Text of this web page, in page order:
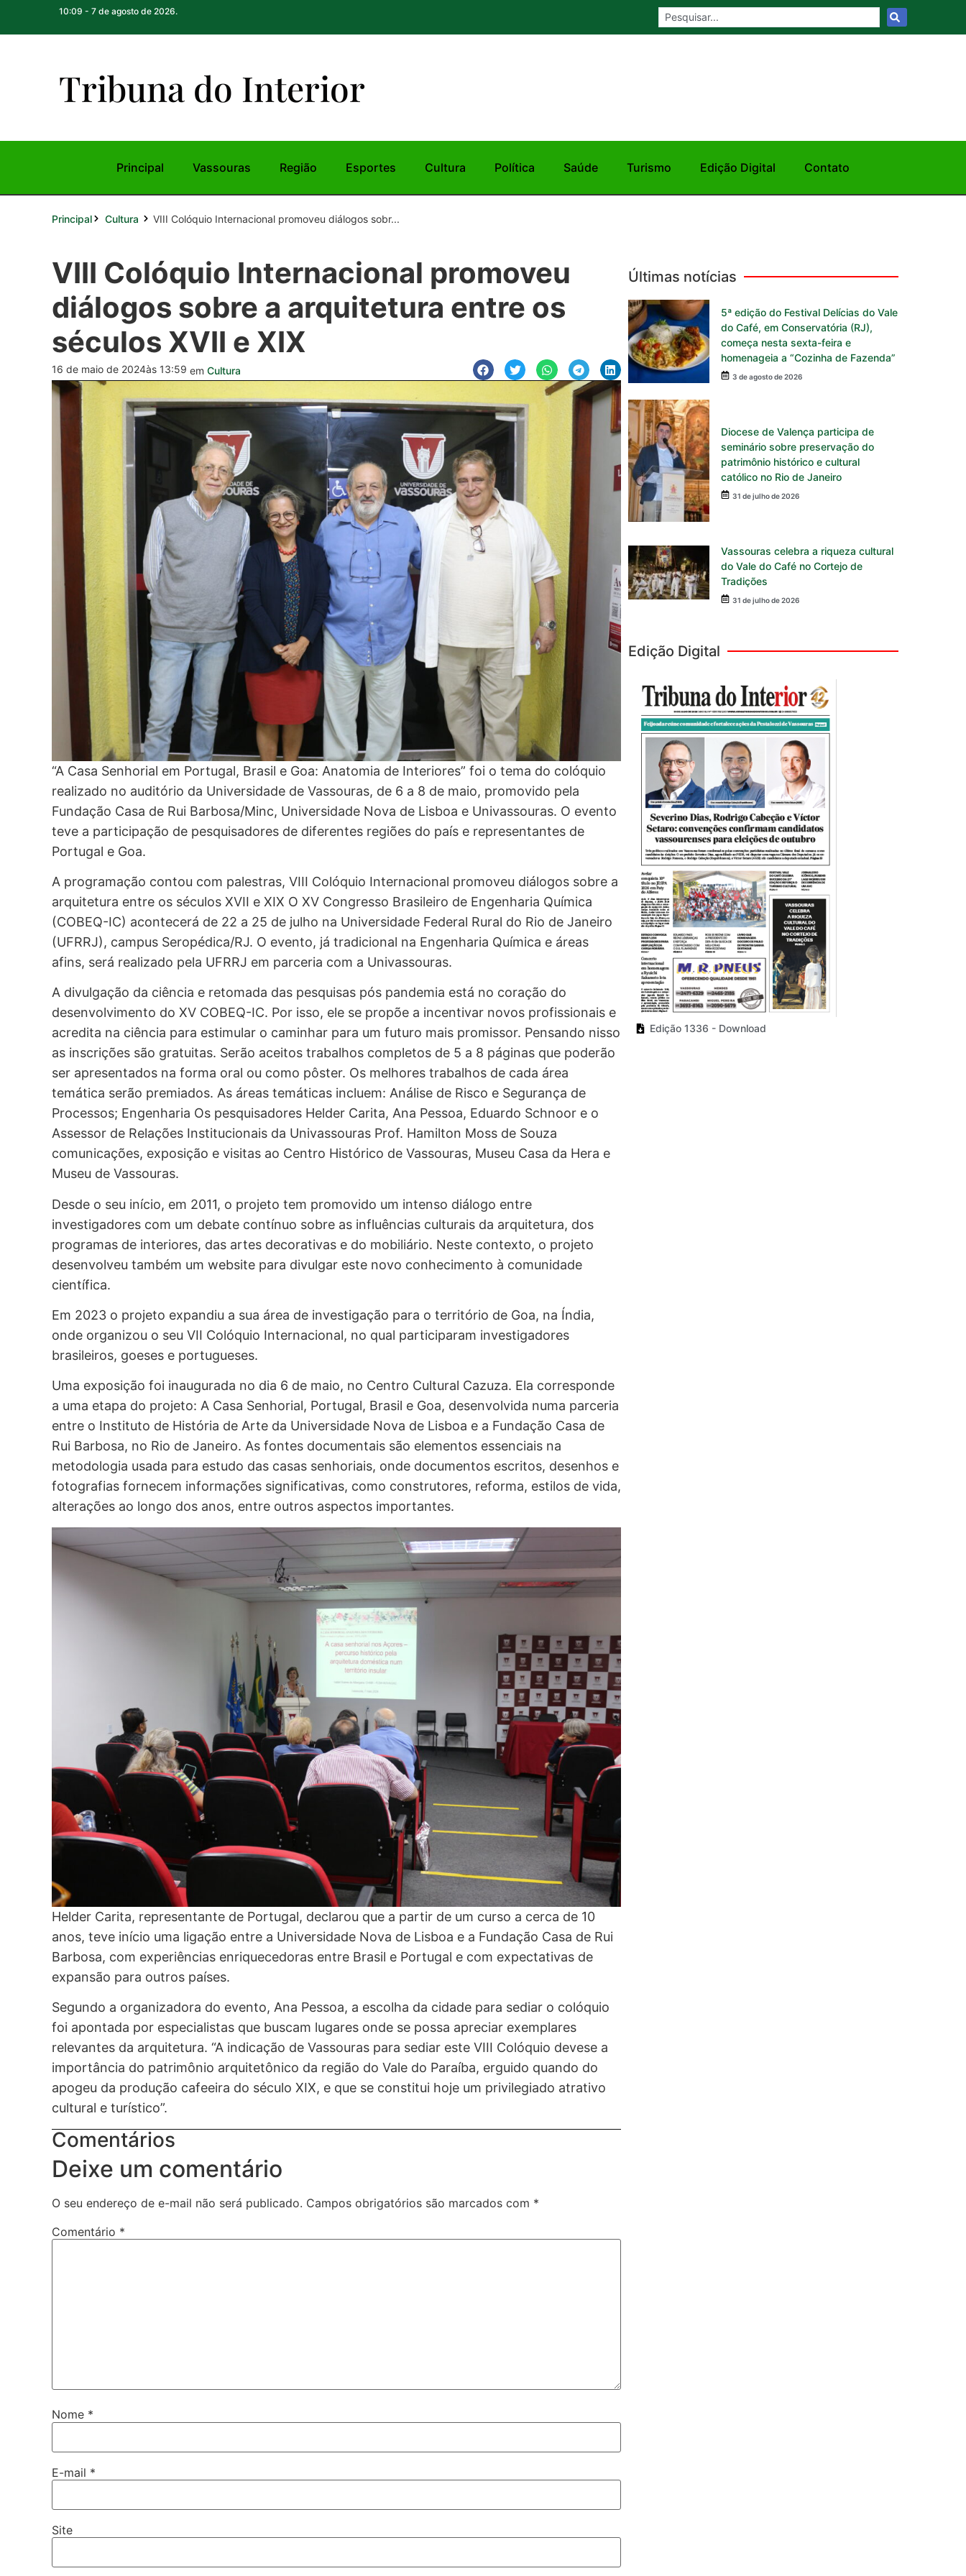
10:09 - 7 de agosto de 2026.
Tribuna do Interior
Principal Vassouras Região Esportes Cultura Política Saúde Turismo Edição Digital Contato
Principal Cultura VIII Colóquio Internacional promoveu diálogos sobr...
VIII Colóquio Internacional promoveu
diálogos sobre a arquitetura entre os
séculos XVII e XIX
16 de maio de 2024às 13:59 em Cultura
“A Casa Senhorial em Portugal, Brasil e Goa: Anatomia de Interiores” foi o tema do colóquio
realizado no auditório da Universidade de Vassouras, de 6 a 8 de maio, promovido pela
Fundação Casa de Rui Barbosa/Minc, Universidade Nova de Lisboa e Univassouras. O evento
teve a participação de pesquisadores de diferentes regiões do país e representantes de
Portugal e Goa.
A programação contou com palestras, VIII Colóquio Internacional promoveu diálogos sobre a
arquitetura entre os séculos XVII e XIX O XV Congresso Brasileiro de Engenharia Química
(COBEQ-IC) acontecerá de 22 a 25 de julho na Universidade Federal Rural do Rio de Janeiro
(UFRRJ), campus Seropédica/RJ. O evento, já tradicional na Engenharia Química e áreas
afins, será realizado pela UFRRJ em parceria com a Univassouras.
A divulgação da ciência e retomada das pesquisas pós pandemia está no coração do
desenvolvimento do XV COBEQ-IC. Por isso, ele se propõe a incentivar novos profissionais e
acredita na ciência para estimular o caminhar para um futuro mais promissor. Pensando nisso
as inscrições são gratuitas. Serão aceitos trabalhos completos de 5 a 8 páginas que poderão
ser apresentados na forma oral ou como pôster. Os melhores trabalhos de cada área
temática serão premiados. As áreas temáticas incluem: Análise de Risco e Segurança de
Processos; Engenharia Os pesquisadores Helder Carita, Ana Pessoa, Eduardo Schnoor e o
Assessor de Relações Institucionais da Univassouras Prof. Hamilton Moss de Souza
comunicações, exposição e visitas ao Centro Histórico de Vassouras, Museu Casa da Hera e
Museu de Vassouras.
Desde o seu início, em 2011, o projeto tem promovido um intenso diálogo entre
investigadores com um debate contínuo sobre as influências culturais da arquitetura, dos
programas de interiores, das artes decorativas e do mobiliário. Neste contexto, o projeto
desenvolveu também um website para divulgar este novo conhecimento à comunidade
científica.
Em 2023 o projeto expandiu a sua área de investigação para o território de Goa, na Índia,
onde organizou o seu VII Colóquio Internacional, no qual participaram investigadores
brasileiros, goeses e portugueses.
Uma exposição foi inaugurada no dia 6 de maio, no Centro Cultural Cazuza. Ela corresponde
a uma etapa do projeto: A Casa Senhorial, Portugal, Brasil e Goa, desenvolvida numa parceria
entre o Instituto de História de Arte da Universidade Nova de Lisboa e a Fundação Casa de
Rui Barbosa, no Rio de Janeiro. As fontes documentais são elementos essenciais na
metodologia usada para estudo das casas senhoriais, onde documentos escritos, desenhos e
fotografias fornecem informações significativas, como construtores, reforma, estilos de vida,
alterações ao longo dos anos, entre outros aspectos importantes.
Helder Carita, representante de Portugal, declarou que a partir de um curso a cerca de 10
anos, teve início uma ligação entre a Universidade Nova de Lisboa e a Fundação Casa de Rui
Barbosa, com experiências enriquecedoras entre Brasil e Portugal e com expectativas de
expansão para outros países.
Segundo a organizadora do evento, Ana Pessoa, a escolha da cidade para sediar o colóquio
foi apontada por especialistas que buscam lugares onde se possa apreciar exemplares
relevantes da arquitetura. “A indicação de Vassouras para sediar este VIII Colóquio devese a
importância do patrimônio arquitetônico da região do Vale do Paraíba, erguido quando do
apogeu da produção cafeeira do século XIX, e que se constitui hoje um privilegiado atrativo
cultural e turístico”.
Comentários
Deixe um comentário
O seu endereço de e-mail não será publicado. Campos obrigatórios são marcados com *
Comentário *
Nome *
E-mail *
Site
Últimas notícias
5ª edição do Festival Delícias do Vale
do Café, em Conservatória (RJ),
começa nesta sexta-feira e
homenageia a “Cozinha de Fazenda”
3 de agosto de 2026
Diocese de Valença participa de
seminário sobre preservação do
patrimônio histórico e cultural
católico no Rio de Janeiro
31 de julho de 2026
Vassouras celebra a riqueza cultural
do Vale do Café no Cortejo de
Tradições
31 de julho de 2026
Edição Digital
Edição 1336 - Download